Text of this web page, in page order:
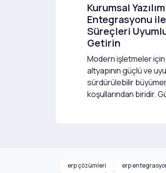
Kurumsal Yazılım
Entegrasyonu
Süreçleri
Getirin
Modern işletmeler
altyapının güçlü ve
sürdürülebilir
koşullarından biridir.
erp çözümleri erp